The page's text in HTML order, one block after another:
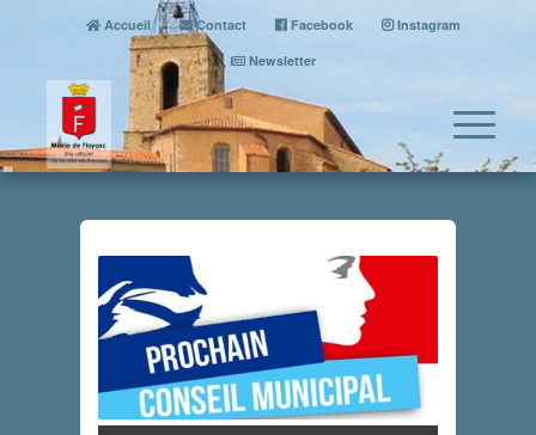
Accueil Contact Facebook
Instagram
Newsletter